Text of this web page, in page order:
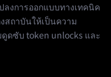
ลงการออกแบบทางเทคนิค
สถาบันให้เป็นความ
ดซับ token unlocks และ